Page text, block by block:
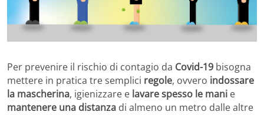
Per prevenire il rischio di contagio da Covid-19 bisogna
mettere in pratica tre semplici regole, ovvero indossare
la mascherina, igienizzare e lavare spesso le mani e
mantenere una distanza di almeno un metro dalle altre